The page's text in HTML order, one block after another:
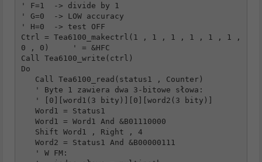
' F=1  -> divide by 1
' G=0  -> LOW accuracy
' H=0  -> test OFF
Ctrl = Tea6100_makectrl(1 , 1 , 1 , 1 , 1 , 1 ,
0 , 0)     ' = &HFC
Call Tea6100_write(ctrl)
Do